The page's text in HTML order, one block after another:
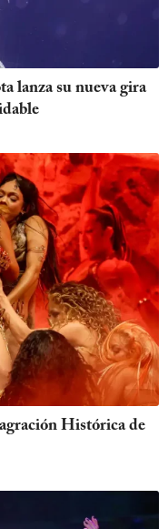
lanza su nueva gira
Histórica de